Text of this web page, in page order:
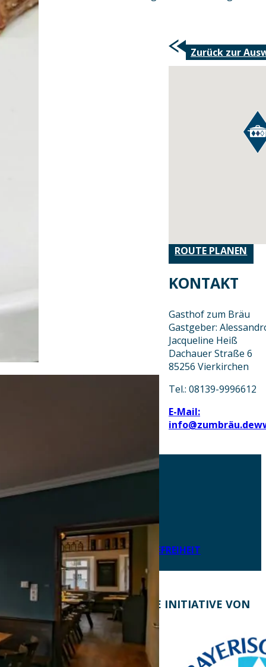
Zurück zur
ROUTE PLANEN
KONTAKT
Gasthof zum Bräu
Gastgeber:
Jacqueline Heiß
Dachauer Straße 6
85256 Vierkirchen
Tel.: 08139-9996612
E-Mail:
info@zumbräu.de
AKTUELLES
DOWNLOADS
IMPRESSUM
LEICHTE SPRACHE
ERKLÄRUNG ZUR BARRIEREFREIHEIT
KONTAKT EINE INITIATIVE VON
Bayern Tourist Gmbh
(BTG)
Prinz-Ludwig-Palais